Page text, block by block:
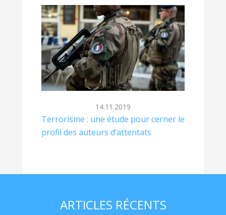
14.11.2019
Terrorisme : une étude pour cerner le
profil des auteurs d’attentats
ARTICLES RÉCENTS